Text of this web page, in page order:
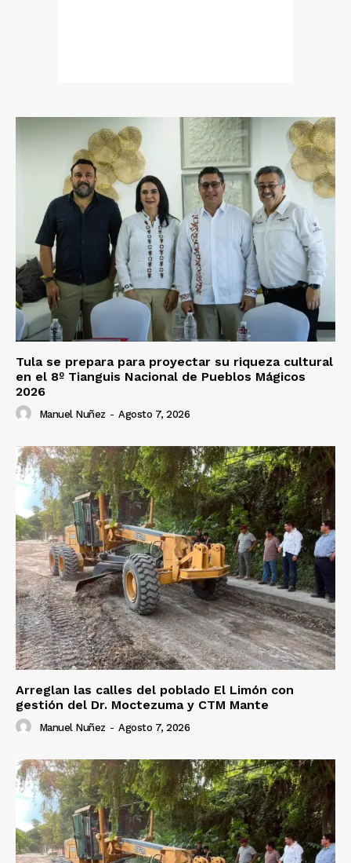
Tula se prepara para proyectar su riqueza cultural
en el 8º Tianguis Nacional de Pueblos Mágicos
2026
Manuel Nuñez - Agosto 7, 2026
Arreglan las calles del poblado El Limón con
gestión del Dr. Moctezuma y CTM Mante
Manuel Nuñez - Agosto 7, 2026